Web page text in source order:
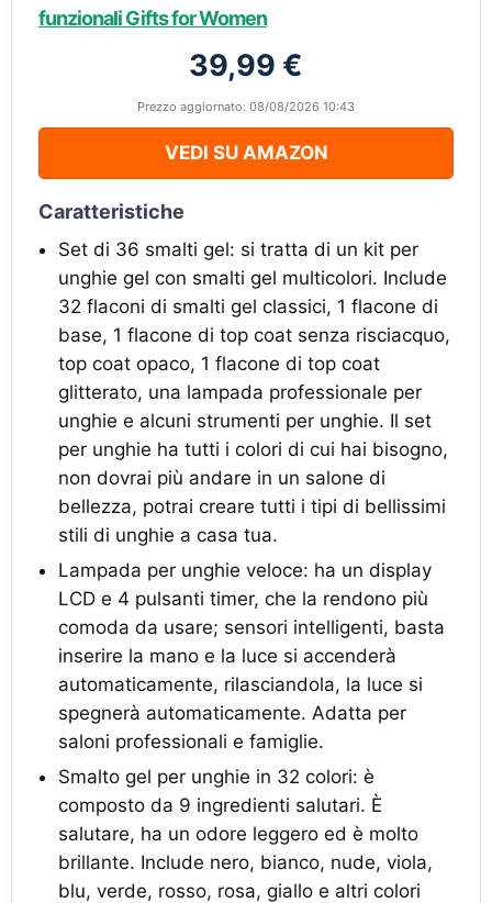
funzionali Gifts for Women
39,99 €
Prezzo aggiornato: 08/08/2026 10:43
VEDI SU AMAZON
Caratteristiche
Set di 36 smalti gel: si tratta di un kit per
unghie gel con smalti gel multicolori. Include
32 flaconi di smalti gel classici, 1 flacone di
base, 1 flacone di top coat senza risciacquo,
top coat opaco, 1 flacone di top coat
glitterato, una lampada professionale per
unghie e alcuni strumenti per unghie. Il set
per unghie ha tutti i colori di cui hai bisogno,
non dovrai più andare in un salone di
bellezza, potrai creare tutti i tipi di bellissimi
stili di unghie a casa tua.
Lampada per unghie veloce: ha un display
LCD e 4 pulsanti timer, che la rendono più
comoda da usare; sensori intelligenti, basta
inserire la mano e la luce si accenderà
automaticamente, rilasciandola, la luce si
spegnerà automaticamente. Adatta per
saloni professionali e famiglie.
Smalto gel per unghie in 32 colori: è
composto da 9 ingredienti salutari. È
salutare, ha un odore leggero ed è molto
brillante. Include nero, bianco, nude, viola,
blu, verde, rosso, rosa, giallo e altri colori